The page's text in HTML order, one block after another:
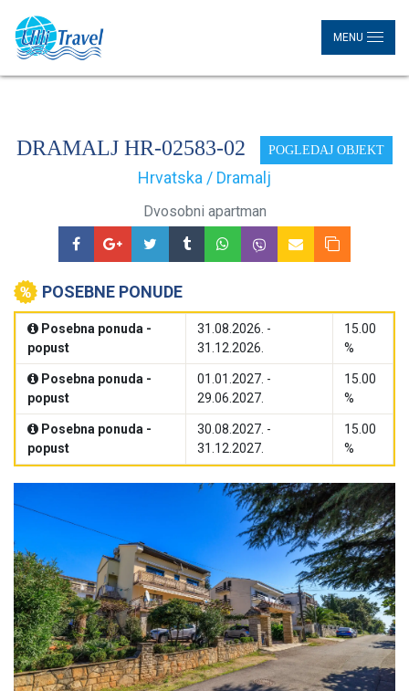
MENU
DRAMALJ HR-02583-02 POGLEDAJ OBJEKT
Hrvatska / Dramalj
Dvosobni apartman
POSEBNE PONUDE
Posebna ponuda -
popust
31.08.2026. -
31.12.2026.
15.00
%
Posebna ponuda -
popust
01.01.2027. -
29.06.2027.
15.00
%
Posebna ponuda -
popust
30.08.2027. -
31.12.2027.
15.00
%